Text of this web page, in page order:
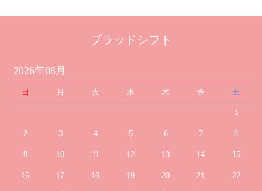
ブラッドシフト
2026年08月
日 月 火 水 木 金 土
1
2 3 4 5 6 7 8
9 10 11 12 13 14 15
16 17 18 19 20 21 22